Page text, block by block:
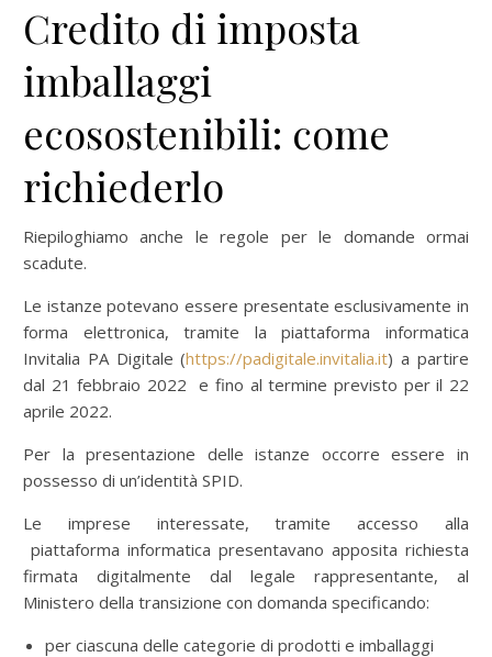
Credito di imposta
imballaggi
ecosostenibili: come
richiederlo
Riepiloghiamo anche le regole per le domande ormai
scadute.
Le istanze potevano essere presentate esclusivamente in
forma elettronica, tramite la piattaforma informatica
Invitalia PA Digitale (https://padigitale.invitalia.it) a partire
dal 21 febbraio 2022 e fino al termine previsto per il 22
aprile 2022.
Per la presentazione delle istanze occorre essere in
possesso di un’identità SPID.
Le imprese interessate, tramite accesso alla
piattaforma informatica presentavano apposita richiesta
firmata digitalmente dal legale rappresentante, al
Ministero della transizione con domanda specificando:
per ciascuna delle categorie di prodotti e imballaggi